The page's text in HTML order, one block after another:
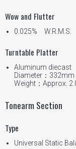
Wow and Flutter
0.025% W.R.M.S.
Turntable Platter
Aluminum diecast
Diameter：332mm
Weight：Approx.
Tonearm Section
Type
Universal Static